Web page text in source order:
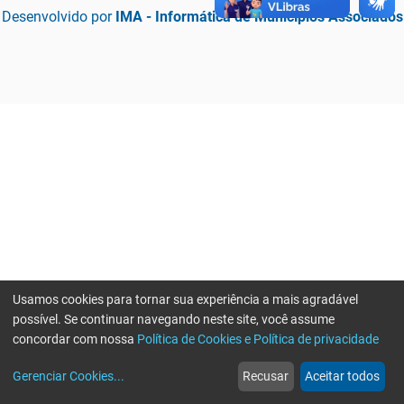
Desenvolvido por IMA - Informática de Municípios Associados
web
Notícias
more_horiz
Mais
Usamos cookies para tornar sua experiência a mais agradável
possível. Se continuar navegando neste site, você assume
concordar com nossa Política de Cookies e Política de privacidade
Gerenciar Cookies... Recusar Aceitar todos
Erro ao enviar informações, por favor tente novamente